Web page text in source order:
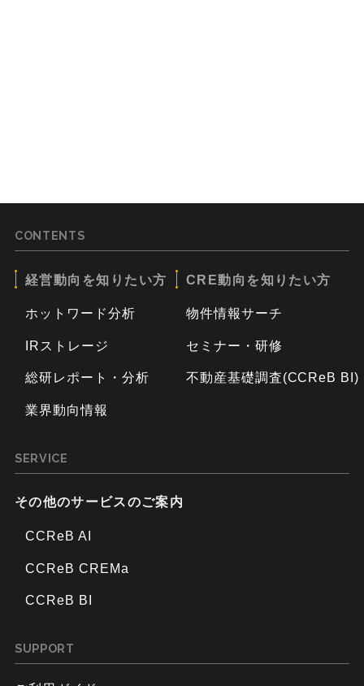
CONTENTS
経営動向を知りたい方
ホットワード分析
IRストレージ
総研レポート・分析
業界動向情報
CRE動向を知りたい方
物件情報サーチ
セミナー・研修
不動産基礎調査(CCReB BI)
SERVICE
その他のサービスのご案内
CCReB AI
CCReB CREMa
CCReB BI
SUPPORT